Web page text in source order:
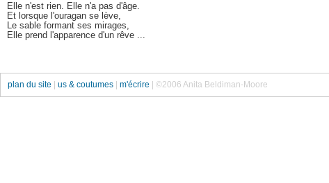
Elle n'est rien. Elle n'a pas d'âge.
Et lorsque l'ouragan se lève,
Le sable formant ses mirages,
Elle prend l'apparence d'un rêve ...
plan du site us & coutumes m'écrire | ©2006 Anita Beldiman-Moore